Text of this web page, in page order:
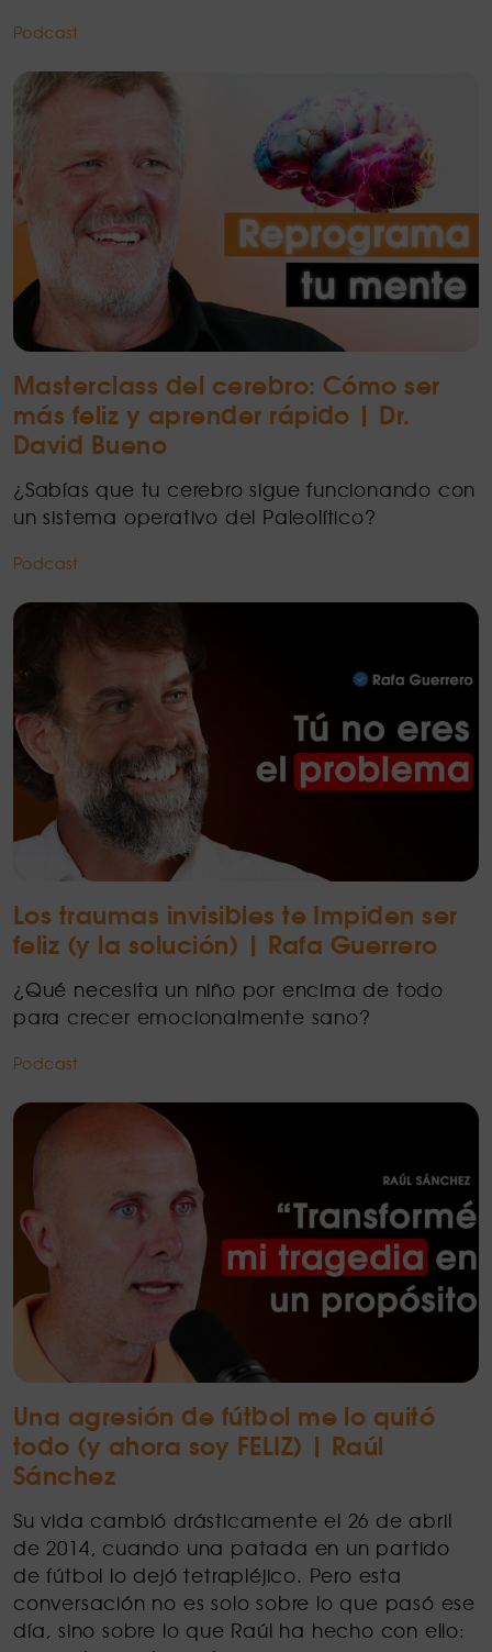
Podcast
Masterclass del cerebro: Cómo ser
más feliz y aprender rápido | Dr.
David Bueno
¿Sabías que tu cerebro sigue funcionando con
un sistema operativo del Paleolítico?
Podcast
Los traumas invisibles te Impiden ser
feliz (y la solución) | Rafa Guerrero
¿Qué necesita un niño por encima de todo
para crecer emocionalmente sano?
Podcast
Una agresión de fútbol me lo quitó
todo (y ahora soy FELIZ) | Raúl
Sánchez
Su vida cambió drásticamente el 26 de abril
de 2014, cuando una patada en un partido
de fútbol lo dejó tetrapléjico. Pero esta
conversación no es solo sobre lo que pasó ese
día, sino sobre lo que Raúl ha hecho con ello: